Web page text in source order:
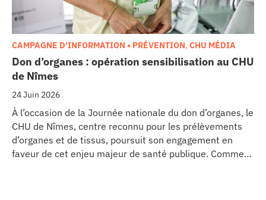
Don d’organes : opération sensibilisation au CHU
de Nîmes
24 Juin 2026
CAMPAGNE D'INFORMATION • PRÉVENTION, CHU MÉDIA
À l’occasion de la Journée nationale du don d’organes, le
CHU de Nîmes, centre reconnu pour les prélèvements
d’organes et de tissus, poursuit son engagement en
faveur de cet enjeu majeur de santé publique. Comme